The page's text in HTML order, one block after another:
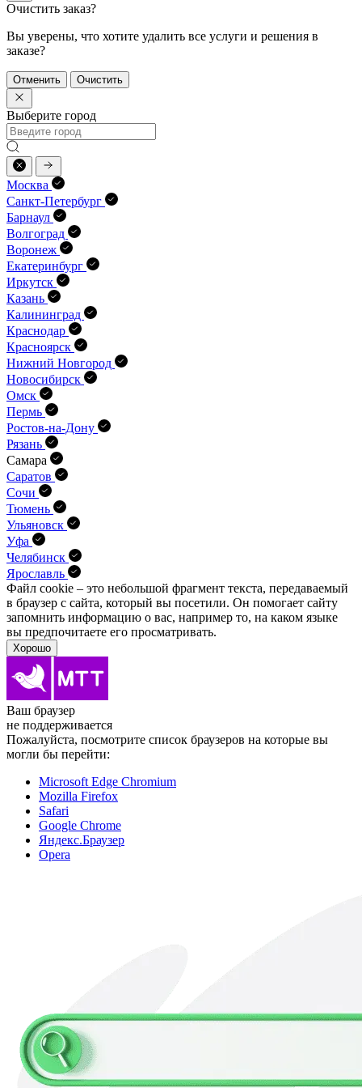
Очистить заказ?
Вы уверены, что хотите удалить все услуги и решения в
заказе?
Отменить Очистить
Выберите город
Москва
Санкт-Петербург
Барнаул
Волгоград
Воронеж
Екатеринбург
Иркутск
Казань
Калининград
Краснодар
Красноярск
Нижний Новгород
Новосибирск
Омск
Пермь
Ростов-на-Дону
Рязань
Самара
Саратов
Сочи
Тюмень
Ульяновск
Уфа
Челябинск
Ярославль
Файл cookie – это небольшой фрагмент текста, передава­емый
в браузер с сайта, который вы посетили. Он помо­гает сайту
запомнить информацию о вас, например то, на каком языке
вы предпочитаете его просматривать.
Хорошо
Ваш браузер
не поддерживается
Пожалуйста, посмотрите список браузеров на которые вы
могли бы перейти:
Microsoft Edge Chromium
Mozilla Firefox
Safari
Google Chrome
Яндекс.Браузер
Opera